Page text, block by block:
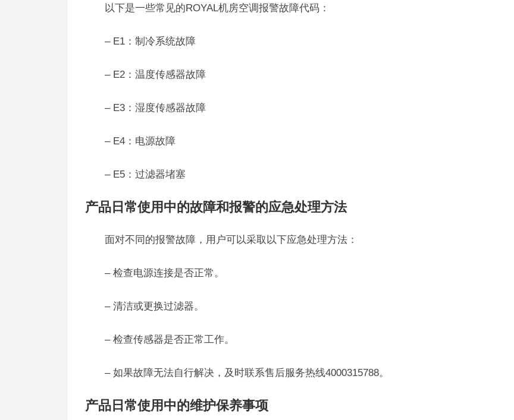
以下是一些常见的ROYAL机房空调报警故障代码：
– E1：制冷系统故障
– E2：温度传感器故障
– E3：湿度传感器故障
– E4：电源故障
– E5：过滤器堵塞
产品日常使用中的故障和报警的应急处理方法
面对不同的报警故障，用户可以采取以下应急处理方法：
– 检查电源连接是否正常。
– 清洁或更换过滤器。
– 检查传感器是否正常工作。
– 如果故障无法自行解决，及时联系售后服务热线4000315788。
产品日常使用中的维护保养事项